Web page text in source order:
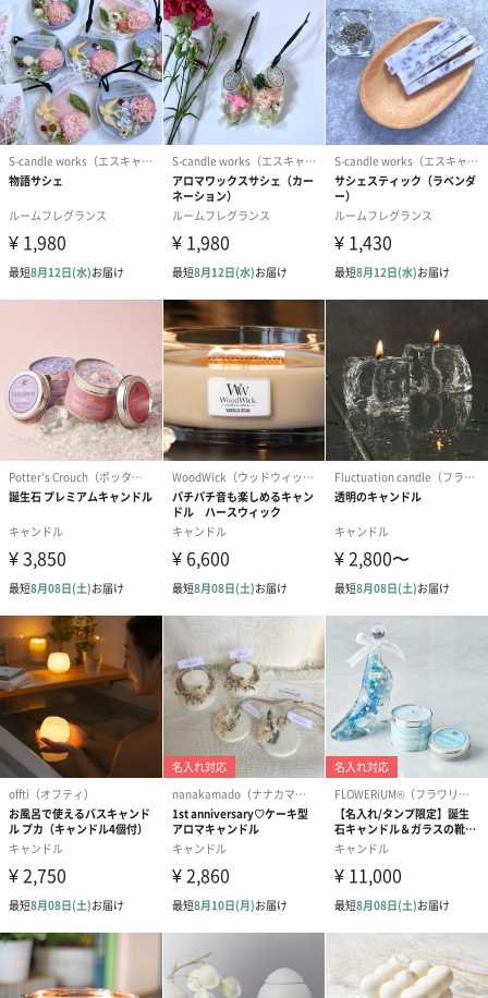
【素材】
ソイワックス 、蜜蝋
【商品について】
・ハンドメイドの為、一点一点大きさ、色が多少異なります。
・写真のものと色味、形が異なる場合がございます。
【お取り扱いの注意】
・キャンドルは必ず、不燃性お皿の上などでご使用下さい。
・風に当たらない、平らな安定した場所に置いてご使用くださ
い。
・火をともす前に芯を1cm程度に切ってからご使用ください。
・炎が大きい時は、一旦火を消し芯を少しカットしてからご使用
ください。
・炎が小さすぎる時は、芯の周りの溶けたロウを捨ててご使用く
ださい。
・芯が倒れたら、真っ直ぐにして火を付けてください。
・長時間灯すと缶が熱くなりますので、触る時はご注意くださ
い。
使用方法
全体的にフラットになるように
芯は三箇所に付いております。
一箇所を最後まで灯さず、 表面がフラットな状態になるよう、順
番に使って頂くと 燃焼時間が長くなります。
蓋を本体の下に重ねていただくと、机や台への熱伝導が和らぎま
す。